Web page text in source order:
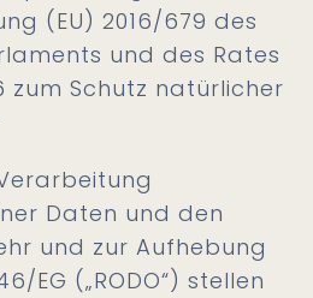
(EU) 2016/679 des
und des Rates
zum Schutz natürlicher
Daten und den
und zur Aufhebung
EG („RODO“) stellen